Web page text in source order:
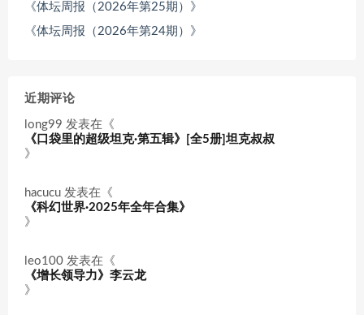
《体坛周报（2026年第25期）》
《体坛周报（2026年第24期）》
近期评论
long99 发表在《
《口袋里的超级坦克·第五辑》[全5册]坦克叔叔
》
hacucu 发表在《
《科幻世界·2025年全年合集》
》
leo100 发表在《
《增长领导力》李云龙
》